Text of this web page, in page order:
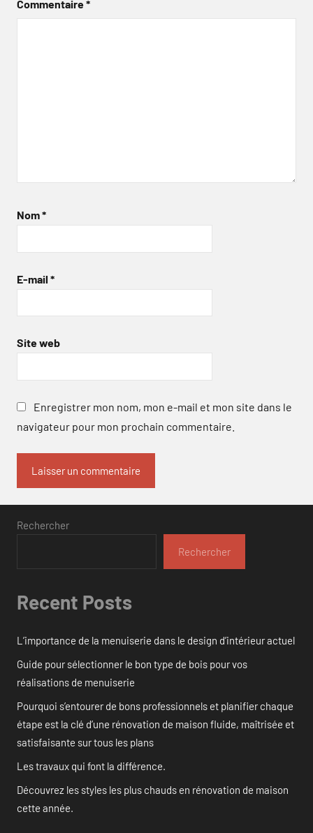
Commentaire*
Nom*
E-mail *
Site web
Enregistrer mon nom, mon e-mail et mon site dans le
navigateur pour mon prochain commentaire.
Rechercher
Rechercher
Recent Posts
L’importance de la menuiserie dans le design d’intérieur actuel
Guide pour sélectionner le bon type de bois pour vos
réalisations de menuiserie
Pourquoi s’entourer de bons professionnels et planifier chaque
étape est la clé d’une rénovation de maison fluide, maîtrisée et
satisfaisante sur tous les plans
Les travaux qui font la différence.
Découvrez les styles les plus chauds en rénovation de maison
cette année.